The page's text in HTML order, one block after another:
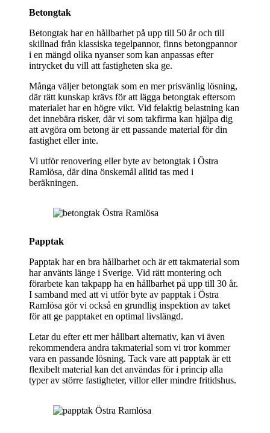
Betongtak
Betongtak har en hållbarhet på upp till 50 år och till
skillnad från klassiska tegelpannor, finns betongpannor
i en mängd olika nyanser som kan anpassas efter
intrycket du vill att fastigheten ska ge.
Många väljer betongtak som en mer prisvänlig lösning,
där rätt kunskap krävs för att lägga betongtak eftersom
materialet har en högre vikt. Vid felaktig belastning kan
det innebära risker, där vi som takfirma kan hjälpa dig
att avgöra om betong är ett passande material för din
fastighet eller inte.
Vi utför renovering eller byte av betongtak i Östra
Ramlösa, där dina önskemål alltid tas med i
beräkningen.
Papptak
Papptak har en bra hållbarhet och är ett takmaterial som
har använts länge i Sverige. Vid rätt montering och
förarbete kan takpapp ha en hållbarhet på upp till 30 år.
I samband med att vi utför byte av papptak i Östra
Ramlösa gör vi också en grundlig inspektion av taket
för att ge papptaket en optimal livslängd.
Letar du efter ett mer hållbart alternativ, kan vi även
rekommendera andra takmaterial som vi tror kommer
vara en passande lösning. Tack vare att papptak är ett
flexibelt material kan det användas för i princip alla
typer av större fastigheter, villor eller mindre fritidshus.